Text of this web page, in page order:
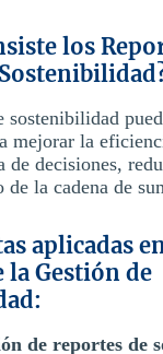
los
sostenibilidad
mejorar la
de decisiones,
de la cadena de
aplicadas
la Gestión de
de reportes de